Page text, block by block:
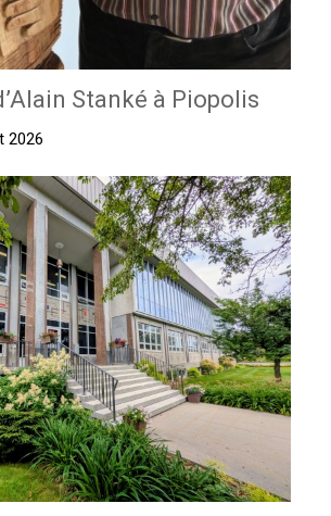
Stanké à Piopolis
2026